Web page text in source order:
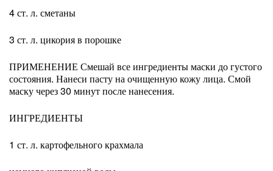
4 ст. л. сметаны
3 ст. л. цикория в порошке
ПРИМЕНЕНИЕ Смешай все ингредиенты маски до густого
состояния. Нанеси пасту на очищенную кожу лица. Смой
маску через 30 минут после нанесения.
ИНГРЕДИЕНТЫ
1 ст. л. картофельного крахмала